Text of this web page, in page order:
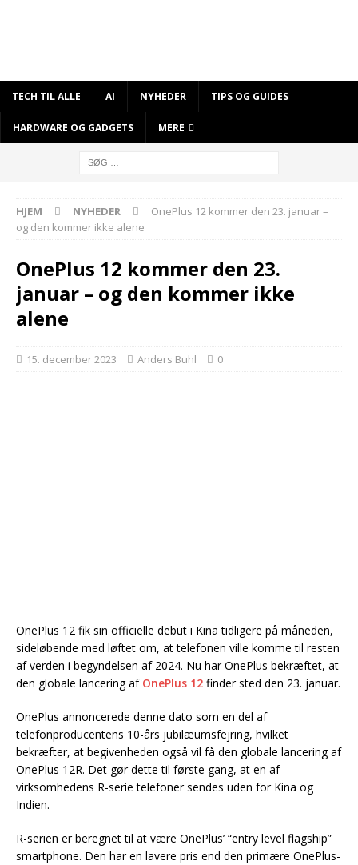
TECH TIL ALLE AI NYHEDER TIPS OG GUIDES
HARDWARE OG GADGETS MERE
HJEM NYHEDER
OnePlus 12 kommer den 23. januar –
og den kommer ikke alene
OnePlus 12 kommer den 23.
januar – og den kommer ikke
alene
15. december 2023 Anders Buhl 0
OnePlus 12 fik sin officielle debut i Kina tidligere på måneden,
sideløbende med løftet om, at telefonen ville komme til resten
af verden i begyndelsen af 2024. Nu har OnePlus bekræftet, at
den globale lancering af OnePlus 12 finder sted den 23. januar.
OnePlus annoncerede denne dato som en del af
telefonproducentens 10-års jubilæumsfejring, hvilket
bekræfter, at begivenheden også vil få den globale lancering af
OnePlus 12R. Det gør dette til første gang, at en af
virksomhedens R-serie telefoner sendes uden for Kina og
Indien.
R-serien er beregnet til at være OnePlus’ “entry level flagship”
smartphone. Den har en lavere pris end den primære OnePlus-